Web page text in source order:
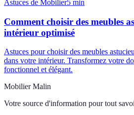
Astuces de Mobilier5 min
Comment choisir des meubles
intérieur optimisé
Astuces pour choisir des meubles
dans votre intérieur. Transformez votre
fonctionnel et élégant.
Mobilier Malin
Votre source d'information pour tout